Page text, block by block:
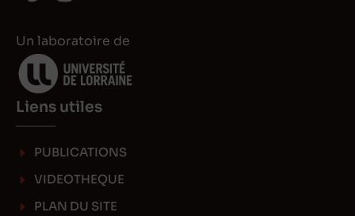
Un laboratoire de
Liens utiles
PUBLICATIONS
VIDEOTHEQUE
PLAN DU SITE